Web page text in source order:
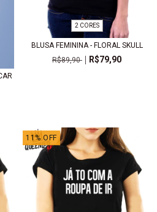
2 CORES
BLUSA FEMININA - FLORAL SKULL
R$89,90
R$79,90
11 % OFF